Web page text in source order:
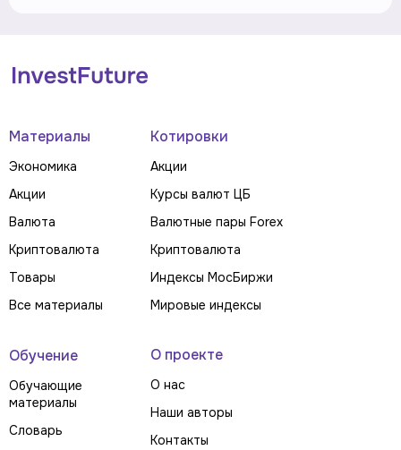
Материалы
Экономика
Акции
Валюта
Криптовалюта
Товары
Все материалы
Котировки
Акции
Курсы валют ЦБ
Валютные пары Forex
Криптовалюта
Индексы МосБиржи
Мировые индексы
Обучение
Обучающие
материалы
Словарь
О проекте
О нас
Наши авторы
Контакты